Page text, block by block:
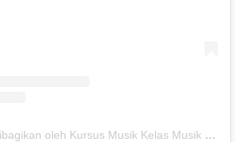
Sebuah kiriman dibagikan oleh Kursus Musik Kelas Musik (@kelasmusik)